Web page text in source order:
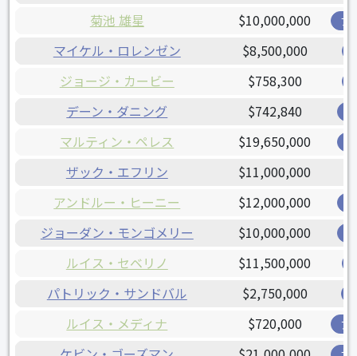
菊池 雄星 $10,000,000 ブ
マイケル・ロレンゼン $8,500,000
ジョージ・カービー $758,300
デーン・ダニング $742,840
マルティン・ペレス $19,650,000
ザック・エフリン
$11,000,000
アンドルー・ヒーニー
$12,000,000
ジョーダン・モンゴメリー $10,000,000
ルイス・セベリノ $11,500,000
パトリック・サンドバル $2,750,000
ルイス・メディナ $720,000 ア